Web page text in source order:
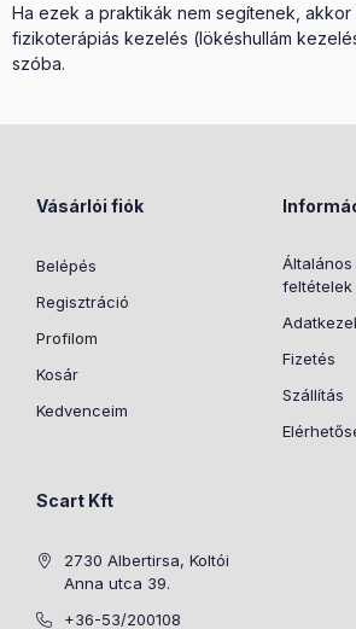
Ha ezek a praktikák nem segítenek, akkor
fizikoterápiás kezelés (lökéshullám
szóba.
Vásárlói fiók
Belépés
Regisztráció
Profilom
Kosár
Kedvenceim
feltételek
Fizetés
Szállítás
Scart Kft
2730 Albertirsa, Koltói
Anna utca 39.
+36-53/200108